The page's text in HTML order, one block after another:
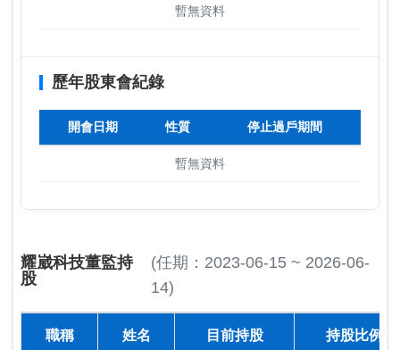
暫無資料
歷年股東會紀錄
開會日期 性質 停止過戶期間
暫無資料
耀崴科技董監持
股
(任期：2023-06-15 ~ 2026-06-
14)
職稱 姓名 目前持股 持股比例